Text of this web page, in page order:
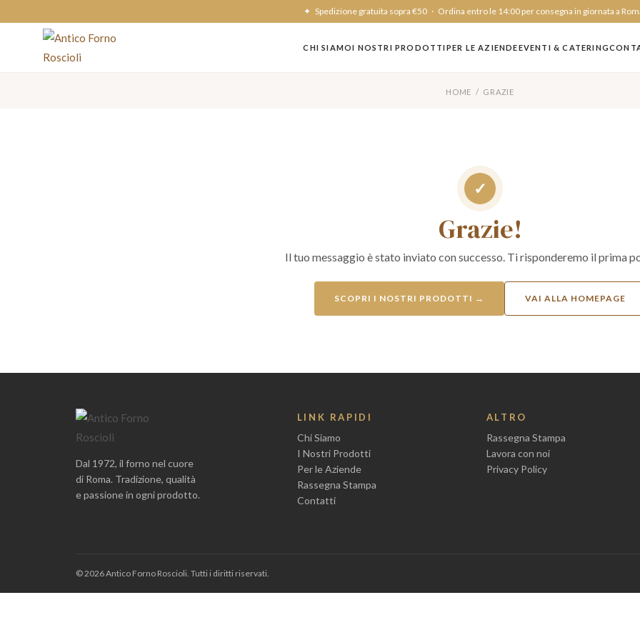
✦ Spedizione gratuita sopra €50 · Ordina entro le 14:00 per consegna in giornata a
CHI SIAMOI NOSTRI PRODOTTIPER LE AZIENDEEVENTI & CATERING
HOME / GRAZIE
✓
Grazie!
Il tuo messaggio è stato inviato con successo. Ti risponderemo il prima
SCOPRI I NOSTRI PRODOTTI → VAI ALLA HOMEPAGE
Dal 1972, il forno nel cuore
di Roma. Tradizione, qualità
e passione in ogni prodotto.
LINK RAPIDI
Chi Siamo
I Nostri Prodotti
Per le Aziende
Rassegna Stampa
Contatti
ALTRO
Rassegna Stampa
Lavora con noi
Privacy Policy
© 2026 Antico Forno Roscioli. Tutti i diritti riservati.